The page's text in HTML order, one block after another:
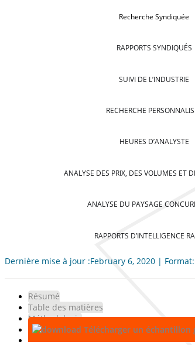
Recherche Syndiquée
RAPPORTS SYNDIQUÉS
SUIVI DE L’INDUSTRIE
RECHERCHE
HEURES D’ANALYSTE
ANALYSE DES PRIX, DES VOLUMES ET
ANALYSE DU PAYSAGE
RAPPORTS D’INTELLIGENCE
Dernière mise à jour :February 6, 2020 |
Résumé
Table des matières
Méthodologie
Télécharger un échantillon